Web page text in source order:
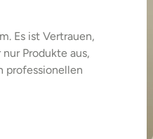
Es ist Vertrauen,
Produkte aus,
professionellen